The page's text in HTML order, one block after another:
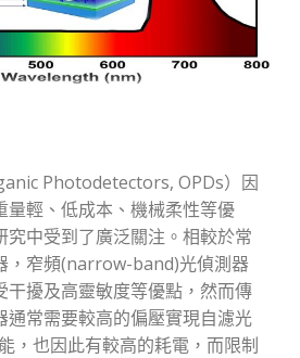
Photodetectors, OPDs）因
量輕、低成本、機械柔性等優
究中受到了廣泛關注。相較於常
，窄頻(narrow-band)光偵測器
干擾及高靈敏度等優點，然而傳
通常需要較高的偏壓實現自濾光
，也因此有較高的耗電，而限制